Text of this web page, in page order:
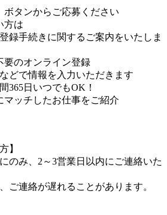
ボタンからご応募ください
方は
録手続きに関するご案内をいたしま
要のオンライン登録
で情報を入力いただきます
日いつでもOK！
マッチしたお仕事をご紹介
】
のみ、2～3営業日以内にご連絡いた
ご連絡が遅れることがあります。